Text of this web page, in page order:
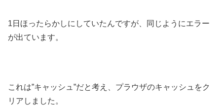
1日ほったらかしにしていたんですが、同じようにエラー
が出ています。
これは”キャッシュ”だと考え、プラウザのキャッシュをク
リアしました。